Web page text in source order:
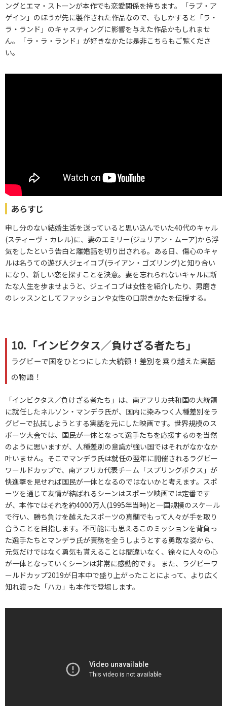
ングとエマ・ストーンが本作でも恋愛関係を持ちます。「ラブ・ア
ゲイン」のほうが先に製作された作品なので、もしかすると「ラ・
ラ・ランド」のキャスティングに影響を与えた作品かもしれませ
ん。「ラ・ラ・ランド」が好きなかたは是非こちらもご覧くださ
い。
あらすじ
申し分のない結婚生活を送っていると思い込んでいた40代のキャル
(スティーヴ・カレル)に、妻のエミリー(ジュリアン・ムーア)から浮
気をしたという告白と離婚話を切り出される。ある日、傷心のキャ
ルは名うての遊び人ジェイコブ(ライアン・ゴズリング)と知り合い
になり、新しい恋を探すことを決意。妻を忘れられないキャルに新
たな人生を歩ませようと、ジェイコブは女性を紹介したり、男磨き
のレッスンとしてファッションや女性の口説きかたを伝授する。
10.「インビクタス／負けざる者たち」
ラグビーで国をひとつにした大統領！差別を乗り越えた実話
の物語！
「インビクタス／負けざる者たち」は、南アフリカ共和国の大統領
に就任したネルソン・マンデラ氏が、国内に染みつく人種差別をラ
グビーで払拭しようとする実話を元にした映画です。世界規模のス
ポーツ大会では、国民が一体となって選手たちを応援するのを当然
のように思いますが、人種差別の意識が強い国ではそれがなかなか
叶いません。そこでマンデラ氏は就任の翌年に開催されるラグビー
ワールドカップで、南アフリカ代表チーム「スプリングボクス」が
快進撃を見せれば国民が一体となるのではないかと考えます。スポ
ーツを通じて友情が結ばれるシーンはスポーツ映画では定番です
が、本作ではそれを約4000万人(1995年当時)と一国規模のスケール
で行い、勝ち負けを越えたスポーツの真髄でもって人々が手を取り
合うことを目指します。不可能にも思えるこのミッションを背負っ
た選手たちとマンデラ氏が責務を全うしようとする勇敢な姿から、
元気だけではなく勇気も貰えることは間違いなく、徐々に人々の心
が一体となっていくシーンは非常に感動的です。 また、ラグビーワ
ールドカップ2019が日本中で盛り上がったことによって、より広く
知れ渡った「ハカ」も本作で登場します。